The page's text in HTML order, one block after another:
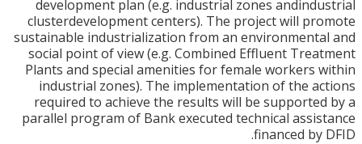
development plan (e.g. industrial zones
clusterdevelopment centers). The project will
sustainable industrialization from an
social point of view (e.g. Combined Effluent
Plants and special amenities for female workers
industrial zones). The implementation of the
required to achieve the results will be
parallel program of Bank executed technical
financed